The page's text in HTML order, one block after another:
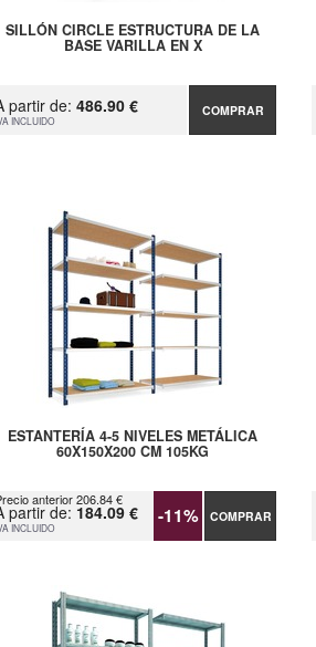
SILLÓN CIRCLE ESTRUCTURA DE LA
BASE VARILLA EN X
partir de: 486.90 €
INCLUIDO
COMPRAR
ESTANTERÍA 4-5 NIVELES METÁLICA
60X150X200 CM 105KG
anterior 206.84 €
partir de: 184.09 €
INCLUIDO -11% COMPRAR